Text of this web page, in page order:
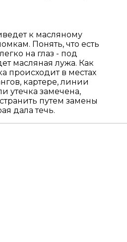
к масляному
Понять, что есть
на глаз - под
масляная лужа. Как
происходит в местах
картере, линии
утечка замечена,
путем замены
дала течь.